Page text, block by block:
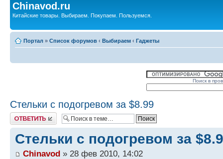
Chinavod.ru
Китайские товары. Выбираем. Покупаем. Пользуемся.
Портал » Список форумов ‹ Выбираем ‹ Гаджеты
Поиск в
Стельки с подогревом за $8.99
Комментировать
Стельки с подогревом за
Chinavod » 28 фев 2010, 14:02